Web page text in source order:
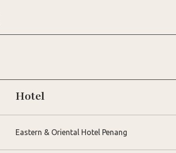
Hotel
Eastern & Oriental Hotel Penang